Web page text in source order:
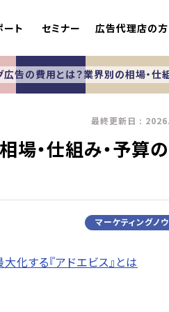
ート セミナー 広告代理店の方
広告の費用とは？業界別の相場・
最終更新日 :
場・仕組み・予算
マーケティングノ
化する『アドエビス』とは